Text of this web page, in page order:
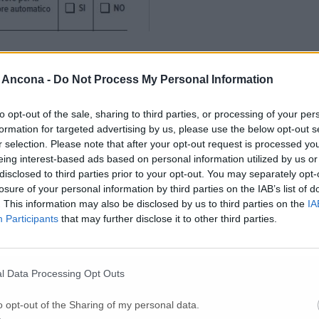
- Do Not Process My Personal Information
opt-out of the sale, sharing to third parties, or processing of your
for targeted advertising by us, please use the below opt-out
selection. Please note that after your opt-out request is processed
interest-based ads based on personal information utilized by us
to third parties prior to your opt-out. You may separately
of your personal information by third parties on the IAB’s list of
This information may also be disclosed by us to third parties on the
Participants that may further disclose it to other third parties.
Data Processing Opt Outs
opt-out of the Sharing of my personal data.
speranza da chi è in trincea
otto a Porto Recanati e uno a Potenza
«Nella notte arrivate 300mila